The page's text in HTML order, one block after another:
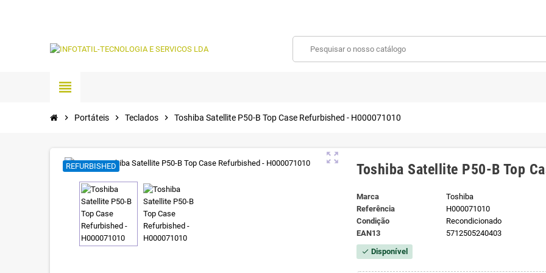
view_headline
chevron_right Portáteis chevron_right Teclados chevron_right Toshiba Satellite P50-B Top Case Refurbished - H000071010
zoom_out_map
REFURBISHED Toshiba Satellite P50-B Top
Marca
Toshiba
Referência
H000071010
Condição
Recondicionado
EAN13
5712505240403
check Disponível